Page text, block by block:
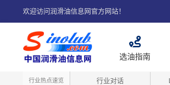
欢迎访问润滑油信息网官方网站！
选油指南
行业热点速览 行业对话